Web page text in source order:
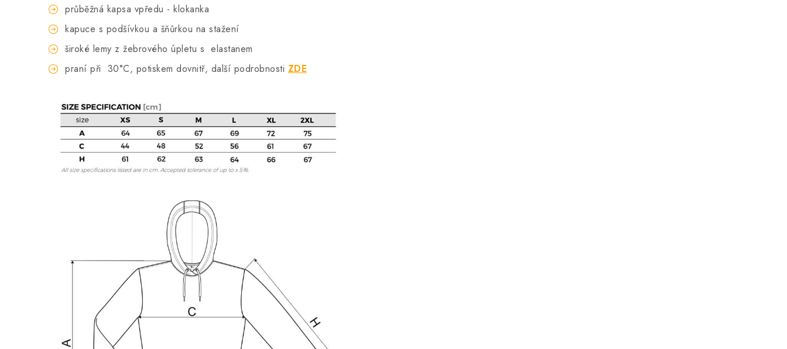
průběžná kapsa vpředu - klokanka
kapuce s podšívkou a šňůrkou na stažení
široké lemy z žebrového úpletu s elastanem
praní při 30°C, potiskem dovnitř, další podrobnosti ZDE